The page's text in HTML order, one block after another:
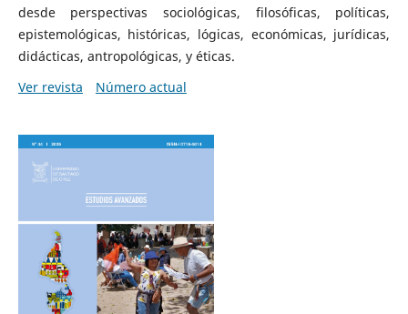
desde perspectivas sociológicas, filosóficas, políticas,
epistemológicas, históricas, lógicas, económicas, jurídicas,
didácticas, antropológicas, y éticas.
Ver revista
Número actual